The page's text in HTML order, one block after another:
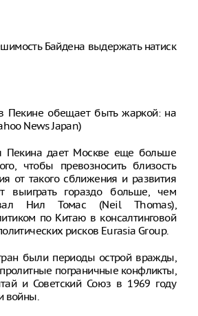
Байдена выдержать натиск
Пекине обещает быть жаркой: на
News Japan)
Пекина дает Москве еще больше
чтобы превозносить близость
от такого сближения и развития
выиграть гораздо больше, чем
Нил Томас (Neil Thomas),
по Китаю в консалтинговой
рисков Eurasia Group.
были периоды острой вражды,
пограничные конфликты,
и Советский Союз в 1969 году
войны.